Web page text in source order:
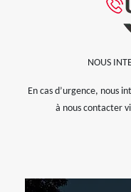
NOUS
En cas d’urgence, nous
à nous contacter